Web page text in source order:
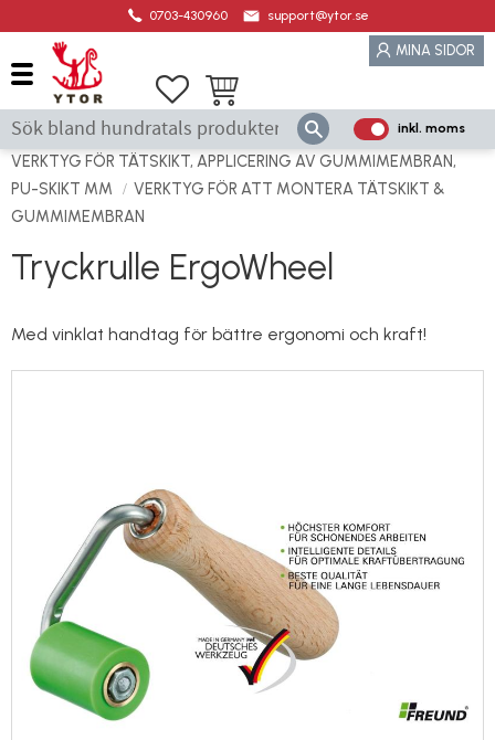
0703-430960 support@ytor.se
MINA SIDOR
Favoriter
Kundvagn
P
ri
s
a
inkl. moms
VERKTYG FÖR TÄTSKIKT, APPLICERING AV GUMMIMEMBRAN,
PU-SKIKT MM
VERKTYG FÖR ATT MONTERA TÄTSKIKT &
GUMMIMEMBRAN
Tryckrulle ErgoWheel
Med vinklat handtag för bättre ergonomi och kraft!